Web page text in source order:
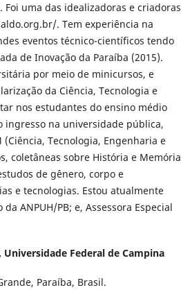
uma das idealizadoras e criadoras
. Tem experiência na
eventos técnico-científicos tendo
de Inovação da Paraíba (2015).
por meio de minicursos, e
da Ciência, Tecnologia e
nos estudantes do ensino médio
ingresso na universidade pública,
Tecnologia, Engenharia e
coletâneas sobre História e Memória
de gênero, corpo e
e tecnologias. Estou atualmente
ANPUH/PB; e, Assessora Especial
Universidade Federal de Campina
Paraíba, Brasil.